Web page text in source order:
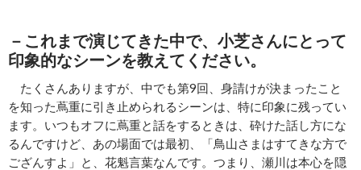
－これまで演じてきた中で、小芝さんにとって
印象的なシーンを教えてください。
たくさんありますが、中でも第9回、身請けが決まったこと
を知った蔦重に引き止められるシーンは、特に印象に残ってい
ます。いつもオフに蔦重と話をするときは、砕けた話し方にな
るんですけど、あの場面では最初、「鳥山さまはすてきな方で
ござんすよ」と、花魁言葉なんです。つまり、瀬川は本心を隠